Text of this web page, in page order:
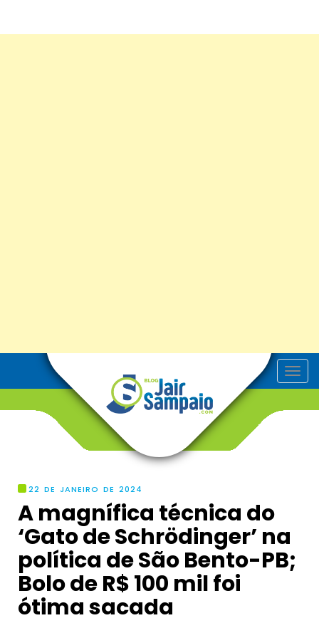
T
o
22 DE JANEIRO DE 2024
A magnífica técnica do
‘Gato de Schrödinger’ na
política de São Bento-PB;
Bolo de R$ 100 mil foi
ótima sacada